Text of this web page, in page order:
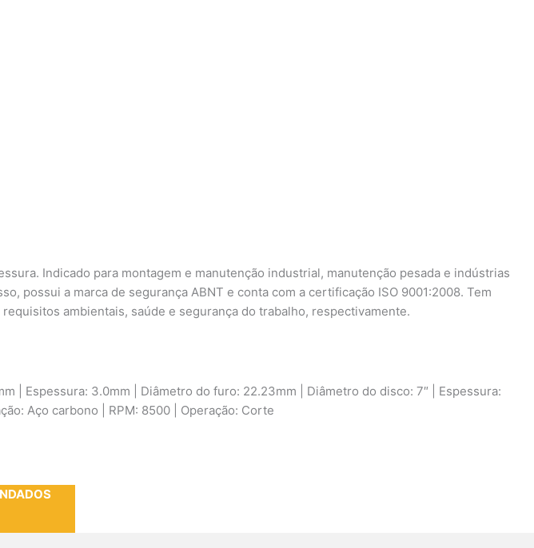
Indicado para montagem e manutenção industrial, manutenção pesada e indústrias
possui a marca de segurança ABNT e conta com a certificação ISO 9001:2008. Tem
ambientais, saúde e segurança do trabalho, respectivamente.
| Espessura: 3.0mm | Diâmetro do furo: 22.23mm | Diâmetro do disco: 7″ | Espessura:
Aço carbono | RPM: 8500 | Operação: Corte